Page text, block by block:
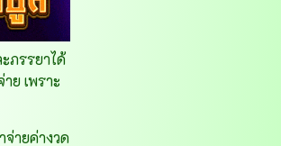
ภรรยาได้
ย เพราะ
ายค่างวด